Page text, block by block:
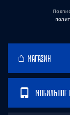
МАГАЗИН
МОБИЛЬНОЕ